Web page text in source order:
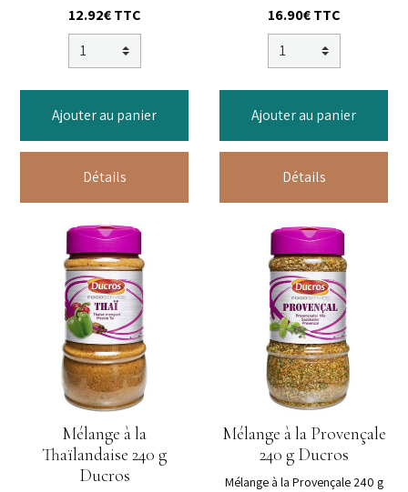
12.92€ TTC
Ajouter au panier
Détails
16.90€ TTC
Ajouter au panier
Détails
Mélange à la
Thaïlandaise 240 g
Ducros
Mélange à la Provençale
240 g Ducros
Mélange à la Provençale 240 g